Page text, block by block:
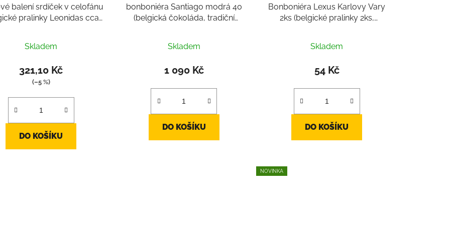
balení srdíček v celofánu
pralinky Leonidas cca
Skladem
321,10 Kč
(–5 %)
DO KOŠÍKU
bonboniéra Santiago modrá 40
(belgická čokoláda, tradiční
Skladem
1 090 Kč
DO KOŠÍKU
Bonboniéra Lexus Karlovy Vary
2ks (belgické pralinky 2ks,
Skladem
54 Kč
DO KOŠÍKU
NOVINKA